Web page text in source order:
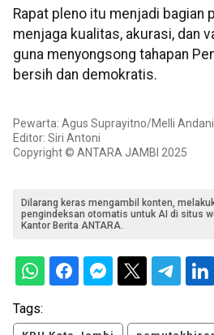
Rapat pleno itu menjadi bagian
menjaga kualitas, akurasi, dan
guna menyongsong tahapan
bersih dan demokratis.
Pewarta: Agus Suprayitno/Melli Andani
Editor: Siri Antoni
Copyright © ANTARA JAMBI 2025
Dilarang keras mengambil konten,
pengindeksan otomatis untuk AI di situs
Kantor Berita ANTARA.
Tags: